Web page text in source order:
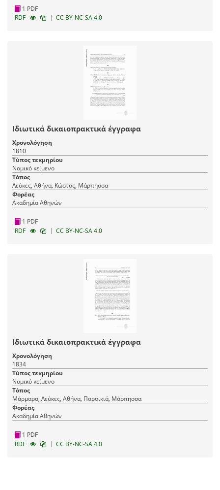
1 PDF
RDF
| CC BY-NC-SA 4.0
Ιδιωτικά δικαιοπρακτικά έγγραφα
Χρονολόγηση
1810
Τύπος τεκμηρίου
Νομικό κείμενο
Τόπος
Λεύκες, Αθήνα, Κώστος, Μάρπησσα
Φορέας
Ακαδημία Αθηνών
1 PDF
RDF
| CC BY-NC-SA 4.0
Ιδιωτικά δικαιοπρακτικά έγγραφα
Χρονολόγηση
1834
Τύπος τεκμηρίου
Νομικό κείμενο
Τόπος
Μάρμαρα, Λεύκες, Αθήνα, Παροικιά, Μάρπησσα
Φορέας
Ακαδημία Αθηνών
1 PDF
RDF
| CC BY-NC-SA 4.0